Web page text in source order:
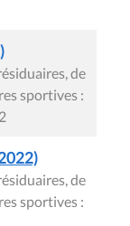
de
sportives :
de
sportives :